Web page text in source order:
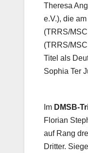
Theresa
e.V.), die
(TRRS/
(TRRS/
Titel als
Sophia Ter
Im DMSB-
Florian
auf Rang
Dritter.